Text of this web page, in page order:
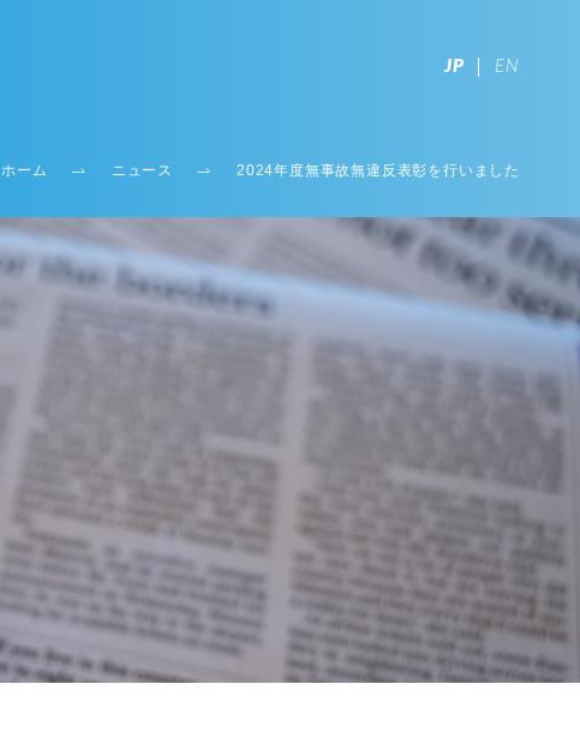
JP EN
ホーム ニュース 2024年度無事故無違反表彰を行いました